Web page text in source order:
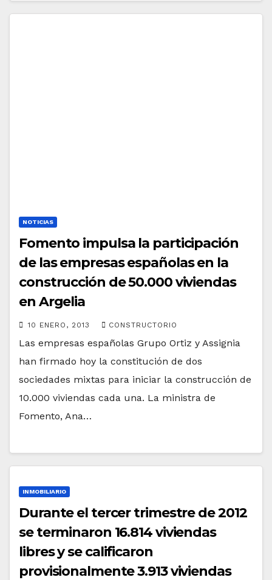
NOTICIAS
Fomento impulsa la participación
de las empresas españolas en la
construcción de 50.000 viviendas
en Argelia
10 ENERO, 2013 CONSTRUCTORIO
Las empresas españolas Grupo Ortiz y Assignia
han firmado hoy la constitución de dos
sociedades mixtas para iniciar la construcción de
10.000 viviendas cada una. La ministra de
Fomento, Ana…
INMOBILIARIO
Durante el tercer trimestre de 2012
se terminaron 16.814 viviendas
libres y se calificaron
provisionalmente 3.913 viviendas